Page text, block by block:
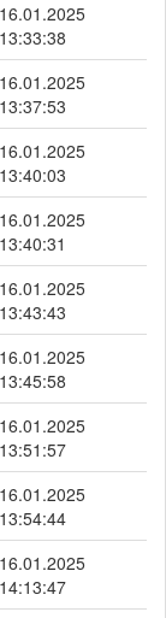
16.01.2025
13:33:38
16.01.2025
13:37:53
16.01.2025
13:40:03
16.01.2025
13:40:31
16.01.2025
13:43:43
16.01.2025
13:45:58
16.01.2025
13:51:57
16.01.2025
13:54:44
16.01.2025
14:13:47